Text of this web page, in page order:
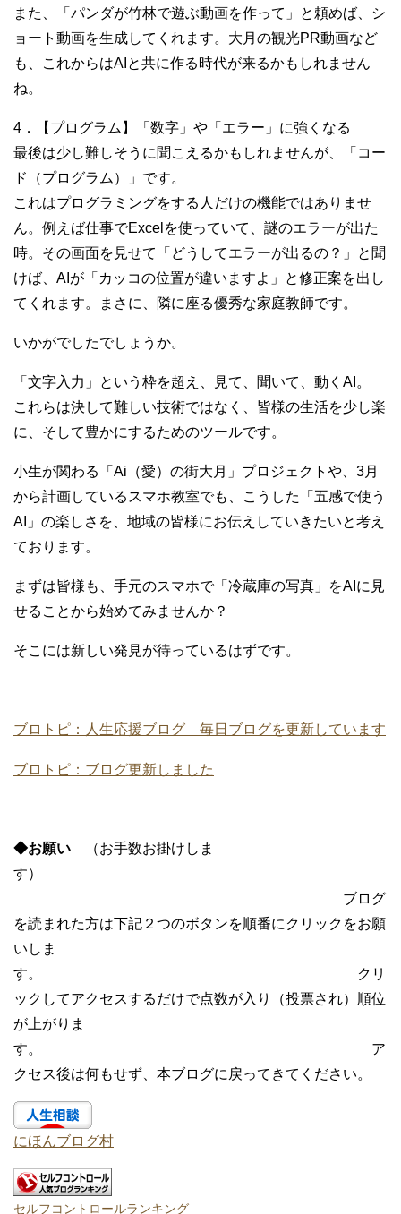
また、「パンダが竹林で遊ぶ動画を作って」と頼めば、シ
ョート動画を生成してくれます。大月の観光PR動画など
も、これからはAIと共に作る時代が来るかもしれません
ね。
4．【プログラム】「数字」や「エラー」に強くなる
最後は少し難しそうに聞こえるかもしれませんが、「コー
ド（プログラム）」です。
これはプログラミングをする人だけの機能ではありませ
ん。例えば仕事でExcelを使っていて、謎のエラーが出た
時。その画面を見せて「どうしてエラーが出るの？」と聞
けば、AIが「カッコの位置が違いますよ」と修正案を出し
てくれます。まさに、隣に座る優秀な家庭教師です。
いかがでしたでしょうか。
「文字入力」という枠を超え、見て、聞いて、動くAI。
これらは決して難しい技術ではなく、皆様の生活を少し楽
に、そして豊かにするためのツールです。
小生が関わる「Ai（愛）の街大月」プロジェクトや、3月
から計画しているスマホ教室でも、こうした「五感で使う
AI」の楽しさを、地域の皆様にお伝えしていきたいと考え
ております。
まずは皆様も、手元のスマホで「冷蔵庫の写真」をAIに見
せることから始めてみませんか？
そこには新しい発見が待っているはずです。
ブロトピ：人生応援ブログ 毎日ブログを更新しています
ブロトピ：ブログ更新しました
◆お願い （お手数お掛けしま
す）
ブログ
を読まれた方は下記２つのボタンを順番にクリックをお願
いしま
す。 クリ
ックしてアクセスするだけで点数が入り（投票され）順位
が上がりま
す。 ア
クセス後は何もせず、本ブログに戻ってきてください。
にほんブログ村
セルフコントロールランキング